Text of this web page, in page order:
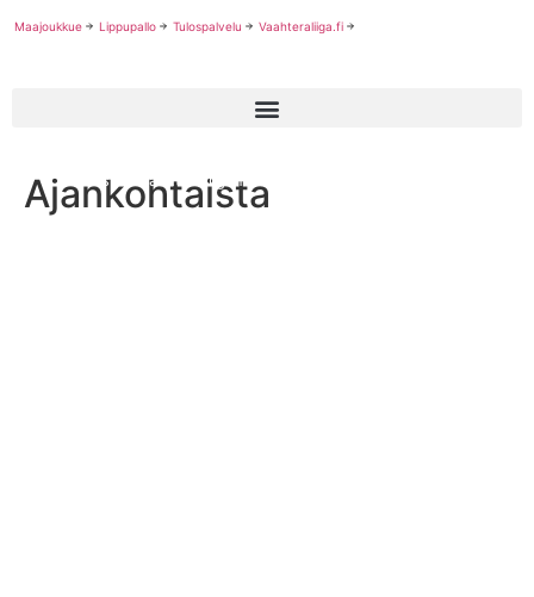
Maajoukkue Lippupallo Tulospalvelu Vaahteraliiga.fi
Ajankohtaista
Naisten Vaahteraliigan neljäs kierros toi